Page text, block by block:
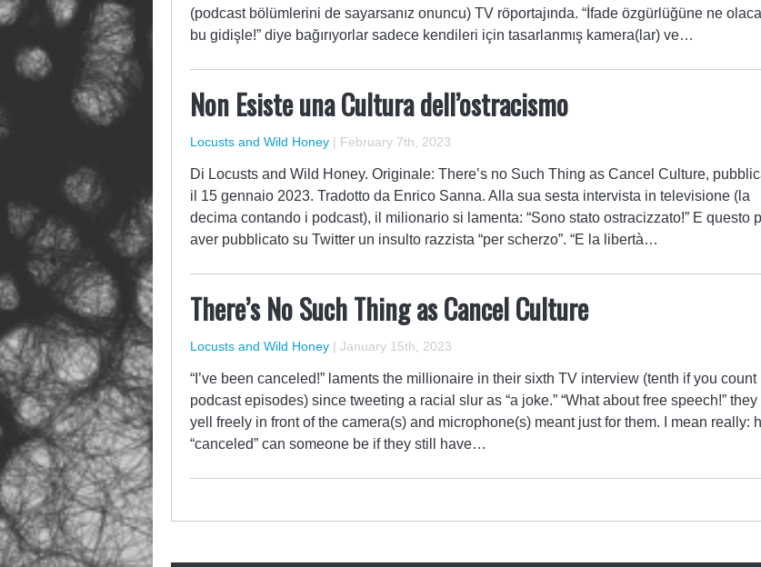
(podcast bölümlerini de sayarsanız onuncu) TV röportajında. “İfade özgürlüğüne ne
bu gidişle!” diye bağırıyorlar sadece kendileri için tasarlanmış kamera(lar) ve…
Non Esiste una Cultura dell’ostracismo
Locusts and Wild Honey | February 7th, 2023
Di Locusts and Wild Honey. Originale: There’s no Such Thing as Cancel Culture,
il 15 gennaio 2023. Tradotto da Enrico Sanna. Alla sua sesta intervista in televisione (la
decima contando i podcast), il milionario si lamenta: “Sono stato ostracizzato!” E questo
aver pubblicato su Twitter un insulto razzista “per scherzo”. “E la libertà…
​​There’s No Such Thing as Cancel Culture
Locusts and Wild Honey | January 15th, 2023
“I’ve been canceled!” laments the millionaire in their sixth TV interview (tenth if you count
podcast episodes) since tweeting a racial slur as “a joke.” “What about free speech!” they
yell freely in front of the camera(s) and microphone(s) meant just for them. I mean really:
“canceled” can someone be if they still have…